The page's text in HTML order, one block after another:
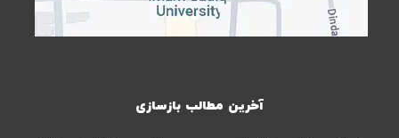
آخرین مطالب بازسازی